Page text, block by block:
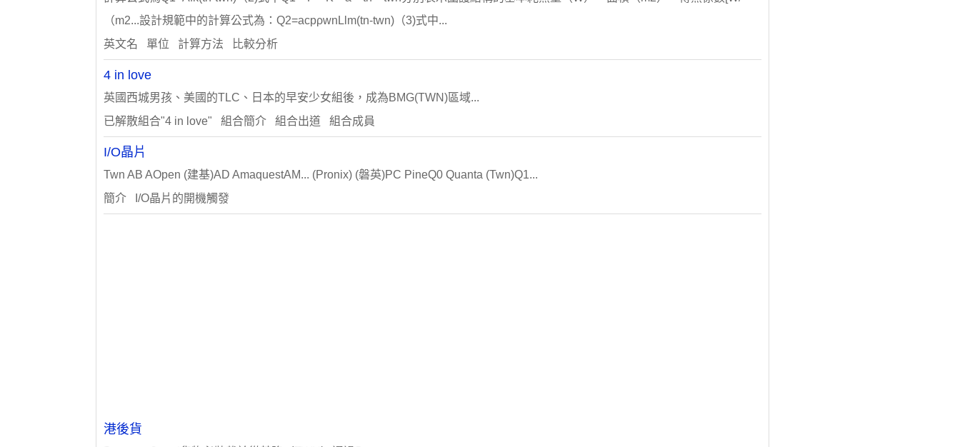
（m2...設計規範中的計算公式為：Q2=acpρwnLlm(tn-twn)（3)式中...
英文名 單位 計算方法 比較分析
4 in love
英國西城男孩、美國的TLC、日本的早安少女組後，成為BMG(TWN)區域...
已解散組合"4 in love" 組合簡介 組合出道 組合成員
I/O晶片
Twn AB AOpen (建基)AD AmaquestAM... (Pronix) (磐英)PC PineQ0 Quanta (Twn)Q1...
簡介 I/O晶片的開機觸發
港後貨